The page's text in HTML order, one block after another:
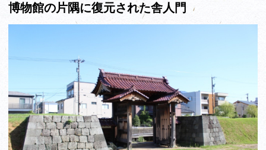
博物館の片隅に復元された舎人門